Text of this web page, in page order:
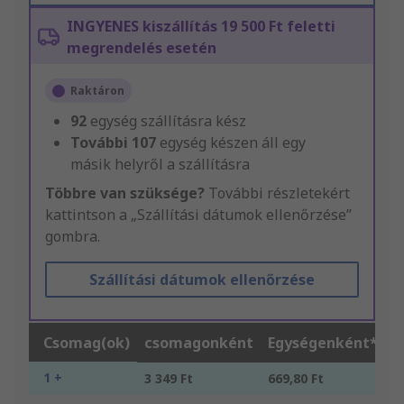
INGYENES kiszállítás 19 500 Ft feletti
megrendelés esetén
Raktáron
92 egység szállításra kész
További 107 egység készen áll egy
másik helyről a szállításra
Többre van szüksége? További részletekért
kattintson a „Szállítási dátumok ellenőrzése”
gombra.
Szállítási dátumok ellenőrzése
Csomag(ok) csomagonként Egységenként*
1 + 3 349 Ft 669,80 Ft